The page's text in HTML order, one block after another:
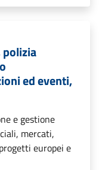
polizia
ed eventi,
e gestione
mercati,
europei e